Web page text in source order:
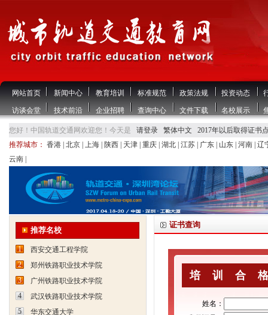
网站首页 新闻中心 教育培训 标准规范 政策法规 投资动态
访谈会堂 技术前沿 企业招聘 查询中心 文件下载 名校展示
您好！中国轨道交通网欢迎您！今天是 请登录 繁体中文
2017年以后取得证书
推荐城市： 香港 北京 上海 陕西 天津 重庆 湖北 江苏 广东 山东 河南 辽
云南
推荐名校
1
西安交通工程学院
2
郑州铁路职业技术学院
3
广州铁路职业技术学院
4
武汉铁路职业技术学院
5
华东交通大学
证书查询
培训合
姓名：